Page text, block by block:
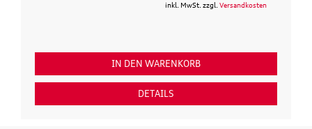
inkl. MwSt. zzgl.Versandkosten
IN DEN WARENKORB
DETAILS